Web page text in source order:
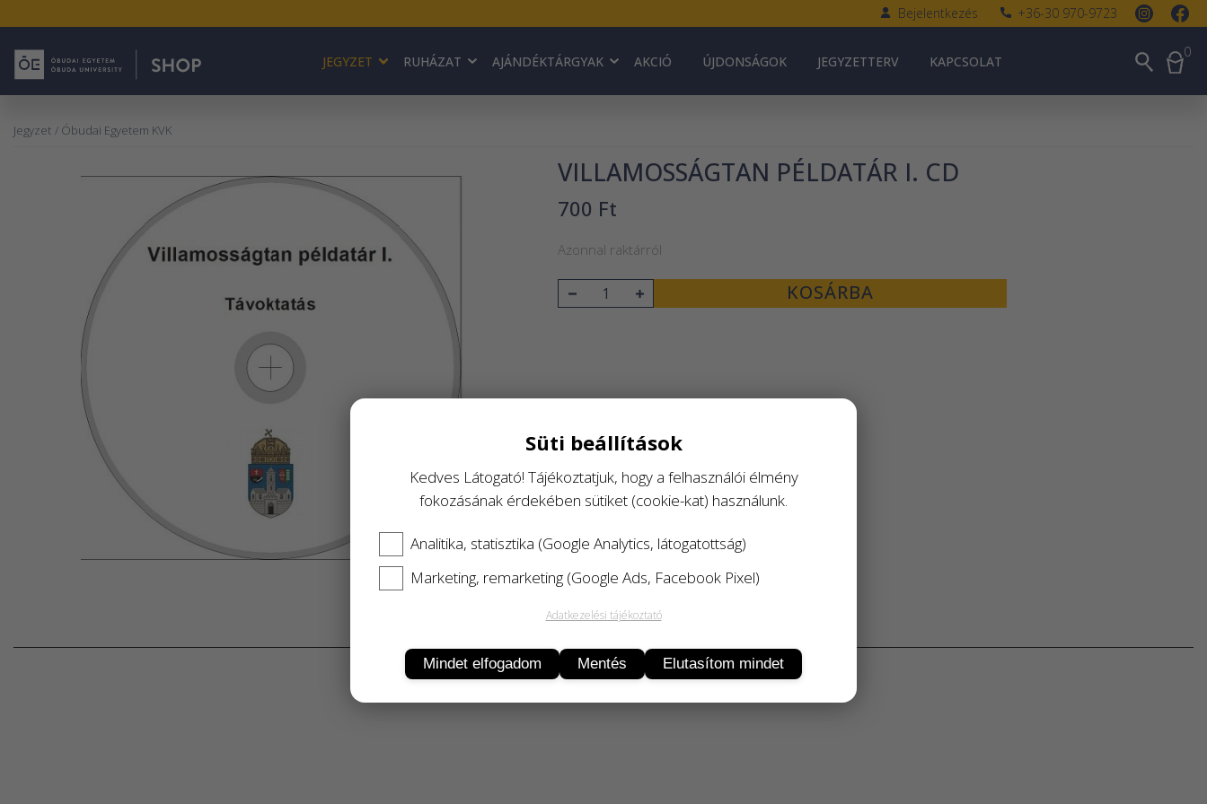
+36-30 970-9723
Bejelentkezés
JEGYZET RUHÁZAT AJÁNDÉKTÁRGYAK AKCIÓ ÚJDONSÁGOK JEGYZETTERV KAPCSOLAT
0
Jegyzet / Óbudai Egyetem KVK
VILLAMOSSÁGTAN PÉLDATÁR I. CD
700 Ft
Azonnal raktárról
KOSÁRBA
Termékleírás
Süti beállítások
Kedves Látogató! Tájékoztatjuk, hogy a felhasználói élmény
fokozásának érdekében sütiket (cookie-kat) használunk.
Analitika, statisztika (Google Analytics, látogatottság)
Marketing, remarketing (Google Ads, Facebook Pixel)
Adatkezelési tájékoztató
Mindet elfogadom Mentés Elutasítom mindet